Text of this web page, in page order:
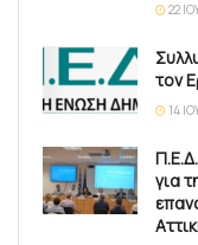
22
τον
14
για